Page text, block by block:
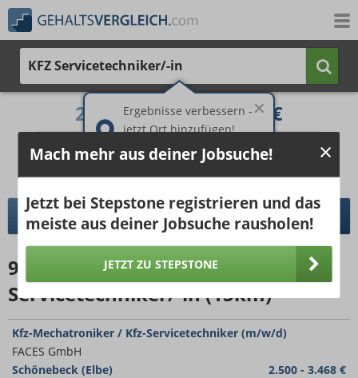
Ergebnisse verbessern -
jetzt Ort hinzufügen!
Ort hinzufügen
KFZ Servicetechniker/-in
2.377 € 3.236 €
Bruttogehalt bei 40 Wochenstunden.
pro Jahr pro Monat
DETAILLIERTER GEHALTSVERGLEICH
9653 Jobangebotefür KFZ
Servicetechniker/-in (15km)
Kfz-Mechatroniker / Kfz-Servicetechniker (m/w/d)
FACES GmbH
Schönebeck (Elbe)
2.500 - 3.468 €
Mach mehr aus deiner Jobsuche!
Jetzt bei Stepstone registrieren und das
meiste aus deiner Jobsuche rausholen!
JETZT ZU STEPSTONE